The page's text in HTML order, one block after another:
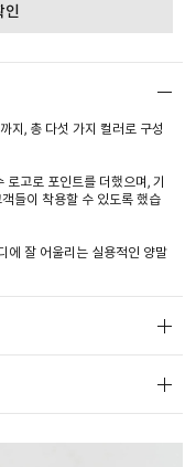
인
지, 총 다섯 가지 컬러로 구성
로고로 포인트를 더했으며, 기
들이 착용할 수 있도록 했습
에 잘 어울리는 실용적인 양말